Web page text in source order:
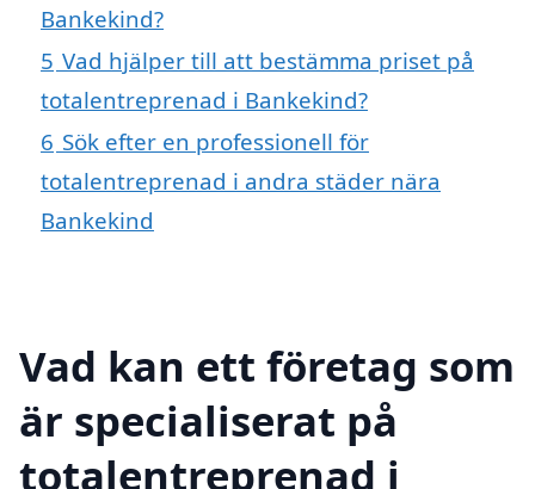
Bankekind?
5 Vad hjälper till att bestämma priset på
totalentreprenad i Bankekind?
6 Sök efter en professionell för
totalentreprenad i andra städer nära
Bankekind
Vad kan ett företag som
är specialiserat på
totalentreprenad i